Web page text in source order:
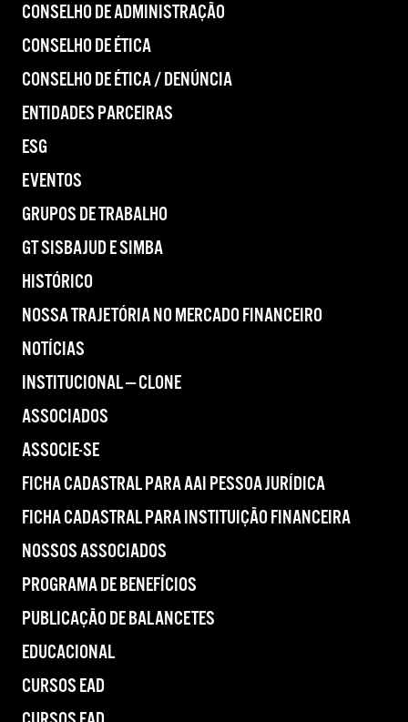
CONSELHO DE ADMINISTRAÇÃO
CONSELHO DE ÉTICA
CONSELHO DE ÉTICA / DENÚNCIA
ENTIDADES PARCEIRAS
ESG
EVENTOS
GRUPOS DE TRABALHO
GT SISBAJUD E SIMBA
HISTÓRICO
NOSSA TRAJETÓRIA NO MERCADO FINANCEIRO
NOTÍCIAS
INSTITUCIONAL — CLONE
ASSOCIADOS
ASSOCIE-SE
FICHA CADASTRAL PARA AAI PESSOA JURÍDICA
FICHA CADASTRAL PARA INSTITUIÇÃO FINANCEIRA
NOSSOS ASSOCIADOS
PROGRAMA DE BENEFÍCIOS
PUBLICAÇÃO DE BALANCETES
EDUCACIONAL
CURSOS EAD